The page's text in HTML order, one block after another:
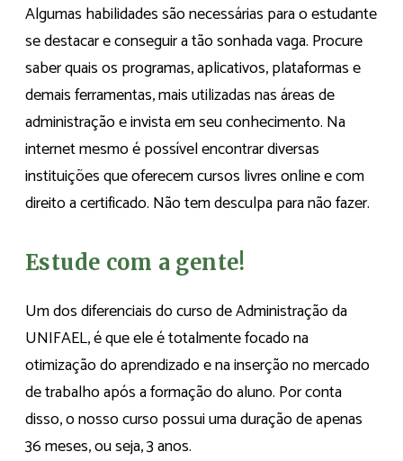
Algumas habilidades são necessárias para o estudante
se destacar e conseguir a tão sonhada vaga. Procure
saber quais os programas, aplicativos, plataformas e
demais ferramentas, mais utilizadas nas áreas de
administração e invista em seu conhecimento. Na
internet mesmo é possível encontrar diversas
instituições que oferecem cursos livres online e com
direito a certificado. Não tem desculpa para não fazer.
Estude com a gente!
Um dos diferenciais do curso de Administração da
UNIFAEL, é que ele é totalmente focado na
otimização do aprendizado e na inserção no mercado
de trabalho após a formação do aluno. Por conta
disso, o nosso curso possui uma duração de apenas
36 meses, ou seja, 3 anos.